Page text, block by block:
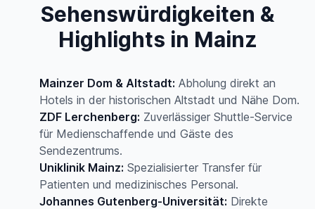
Sehenswürdigkeiten &
Highlights in Mainz
Mainzer Dom & Altstadt: Abholung direkt an
Hotels in der historischen Altstadt und Nähe Dom.
ZDF Lerchenberg: Zuverlässiger Shuttle-Service
für Medienschaffende und Gäste des
Sendezentrums.
Uniklinik Mainz: Spezialisierter Transfer für
Patienten und medizinisches Personal.
Johannes Gutenberg-Universität: Direkte